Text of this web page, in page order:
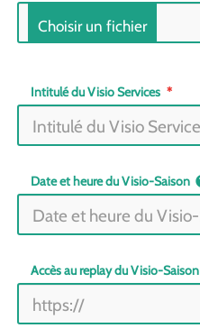
Intitulé du Visio Services
Date et heure du Visio-Saison
Accès au replay du Visio-Saison